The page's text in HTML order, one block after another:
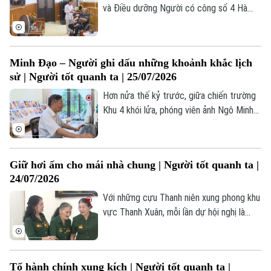
Liên hệ đường dây nóng (bấm để gọi)
Tòa soạn
0865.116.699 (hotline)
Tòa soạn
0865.116.699
môn nghệ thuật truyền thống quê hương.
và Điều dưỡng Người có công số 4 Hà
4.000 lượt thương binh, bệnh binh, người
có công được đón tiếp, chăm sóc, điều
dưỡng tại đây.
Minh Đạo – Người ghi dấu những khoảnh khắc lịch
sử | Người tốt quanh ta | 25/07/2026
Hơn nửa thế kỷ trước, giữa chiến trường
Khu 4 khói lửa, phóng viên ảnh Ngô Minh
Giữ hơi ấm cho mái nhà chung | Người tốt quanh ta |
24/07/2026
Với những cựu Thanh niên xung phong khu
vực Thanh Xuân, mỗi lần dự hội nghị là
Tổ hành chính xung kích | Người tốt quanh ta |